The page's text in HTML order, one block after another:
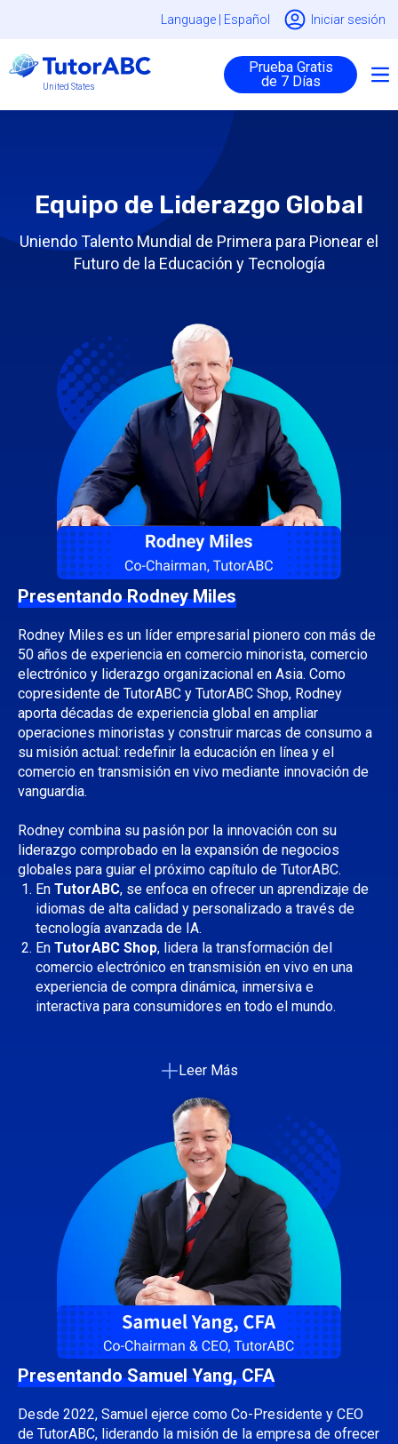
Language | Español Iniciar sesión
United States
Prueba Gratis
de 7 Días
Equipo de Liderazgo Global
Uniendo Talento Mundial de Primera para Pionear el
Futuro de la Educación y Tecnología
Presentando Rodney Miles
Rodney Miles es un líder empresarial pionero con más de
50 años de experiencia en comercio minorista, comercio
electrónico y liderazgo organizacional en Asia. Como
copresidente de TutorABC y TutorABC Shop, Rodney
aporta décadas de experiencia global en ampliar
operaciones minoristas y construir marcas de consumo a
su misión actual: redefinir la educación en línea y el
comercio en transmisión en vivo mediante innovación de
vanguardia.
Rodney combina su pasión por la innovación con su
liderazgo comprobado en la expansión de negocios
globales para guiar el próximo capítulo de TutorABC.
En TutorABC, se enfoca en ofrecer un aprendizaje de
idiomas de alta calidad y personalizado a través de
tecnología avanzada de IA.
En TutorABC Shop, lidera la transformación del
comercio electrónico en transmisión en vivo en una
experiencia de compra dinámica, inmersiva e
interactiva para consumidores en todo el mundo.
Leer Más
Presentando Samuel Yang, CFA
Desde 2022, Samuel ejerce como Co-Presidente y CEO
de TutorABC, liderando la misión de la empresa de ofrecer